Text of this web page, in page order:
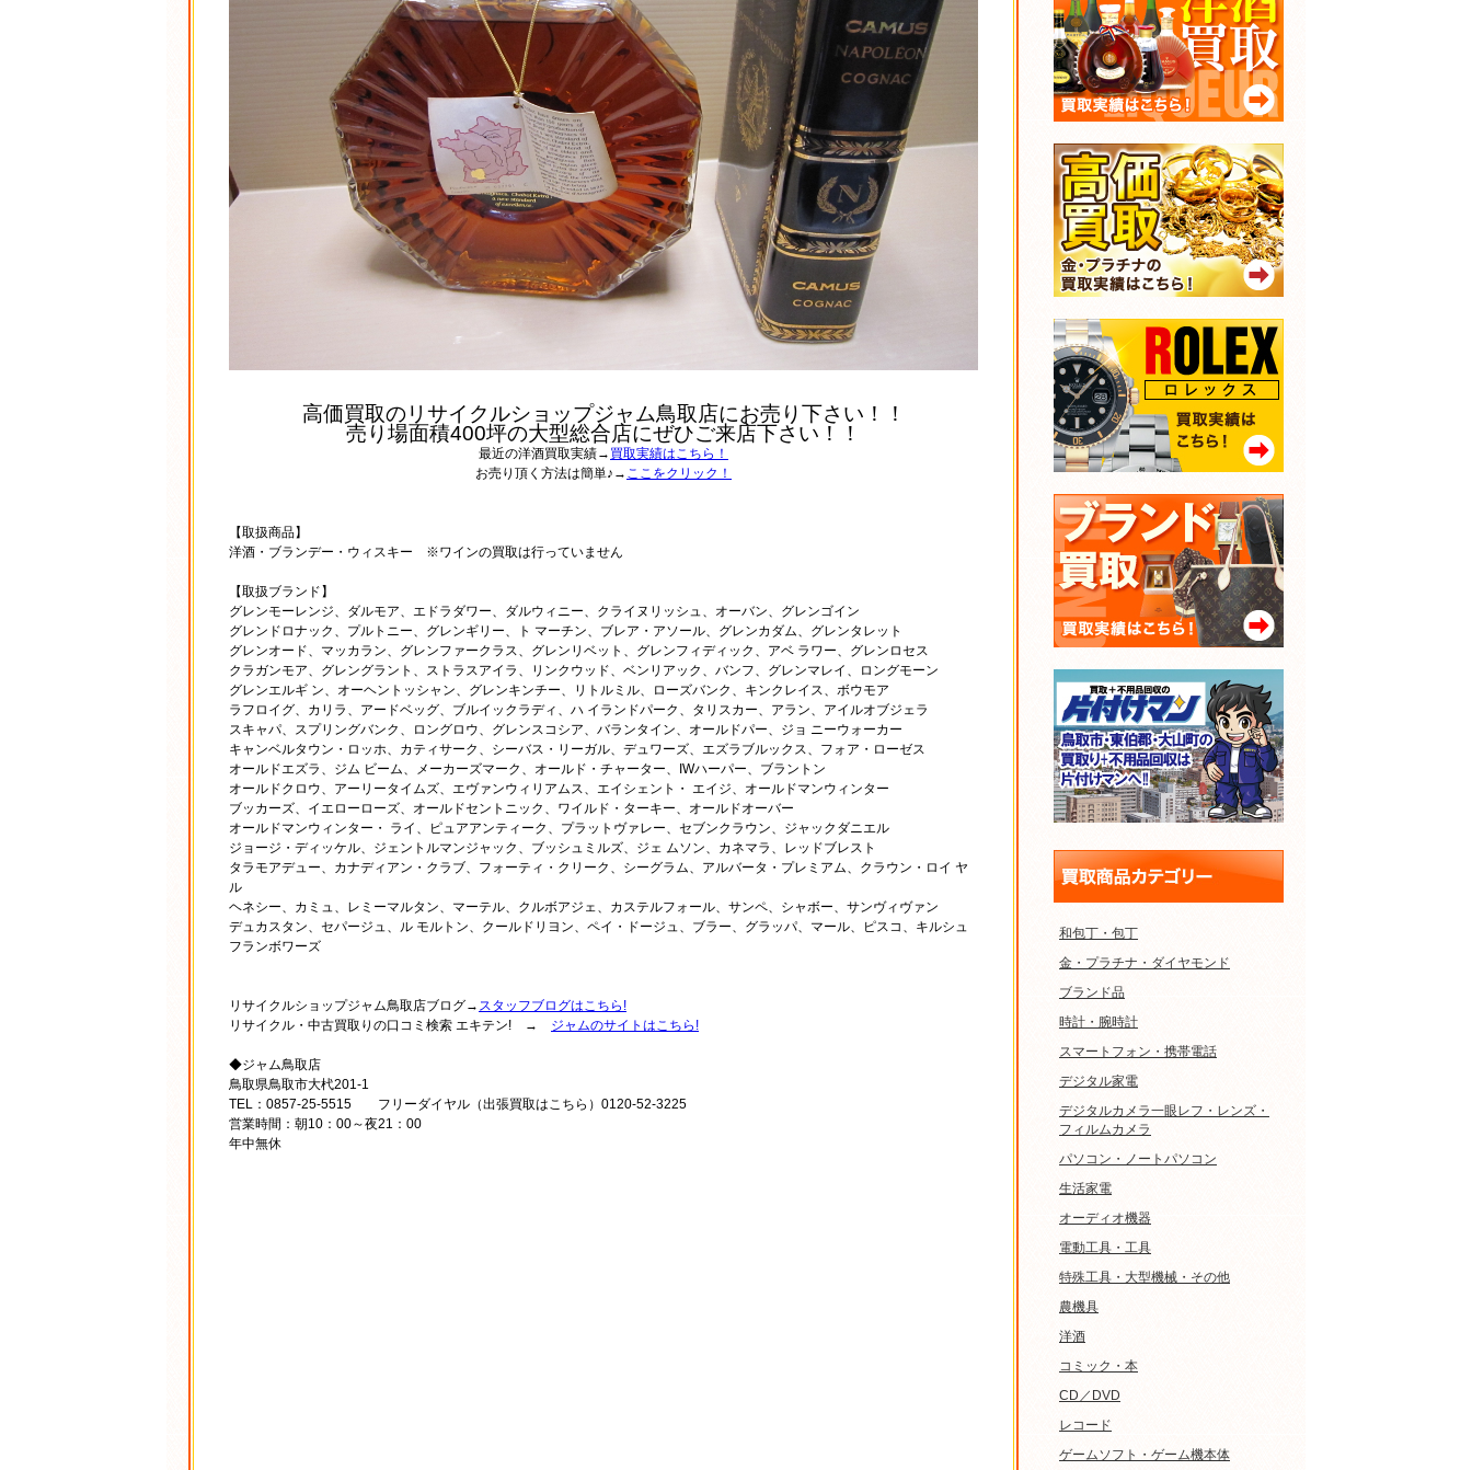
高価買取のリサイクルショップジャム鳥取店にお売り下さい！！
売り場面積400坪の大型総合店にぜひご来店下さい！！
最近の洋酒買取実績→ 買取実績はこちら！
お売り頂く方法は簡単♪→ ここをクリック！
【取扱商品】
洋酒・ブランデー・ウィスキー ※ワインの買取は行っていません
【取扱ブランド】
グレンモーレンジ、ダルモア、エドラダワー、ダルウィニー、クライヌリッシュ、オーバン、グレンゴイン
グレンドロナック、プルトニー、グレンギリー、ト マーチン、ブレア・アソール、グレンカダム、グレンタレット
グレンオード、マッカラン、グレンファークラス、グレンリベット、グレンフィディック、アベ ラワー、グレンロセス
クラガンモア、グレングラント、ストラスアイラ、リンクウッド、ベンリアック、バンフ、グレンマレイ、ロングモーン
グレンエルギ ン、オーヘントッシャン、グレンキンチー、リトルミル、ローズバンク、キンクレイス、ボウモア
ラフロイグ、カリラ、アードベッグ、ブルイックラディ、ハ イランドパーク、タリスカー、アラン、アイルオブジェラ
スキャパ、スプリングバンク、ロングロウ、グレンスコシア、バランタイン、オールドパー、ジョ ニーウォーカー
キャンベルタウン・ロッホ、カティサーク、シーバス・リーガル、デュワーズ、エズラブルックス、フォア・ローゼス
オールドエズラ、ジム ビーム、メーカーズマーク、オールド・チャーター、IWハーパー、ブラントン
オールドクロウ、アーリータイムズ、エヴァンウィリアムス、エイシェント・ エイジ、オールドマンウィンター
ブッカーズ、イエローローズ、オールドセントニック、ワイルド・ターキー、オールドオーバー
オールドマンウィンター・ ライ、ピュアアンティーク、プラットヴァレー、セブンクラウン、ジャックダニエル
ジョージ・ディッケル、ジェントルマンジャック、ブッシュミルズ、ジェ ムソン、カネマラ、レッドブレスト
タラモアデュー、カナディアン・クラブ、フォーティ・クリーク、シーグラム、アルバータ・プレミアム、クラウン・ロイ ヤ
ル
ヘネシー、カミュ、レミーマルタン、マーテル、クルボアジェ、カステルフォール、サンペ、シャボー、サンヴィヴァン
デュカスタン、セパージュ、ル モルトン、クールドリヨン、ペイ・ドージュ、ブラー、グラッパ、マール、ピスコ、キルシュ
フランボワーズ
リサイクルショップジャム鳥取店ブログ→ スタッフブログはこちら!
リサイクル・中古買取りの口コミ検索 エキテン! → ジャムのサイトはこちら!
◆ジャム鳥取店
鳥取県鳥取市大杙201-1
TEL：0857-25-5515 フリーダイヤル（出張買取はこちら）0120-52-3225
営業時間：朝10：00～夜21：00
年中無休
和包丁・包丁
金・プラチナ・ダイヤモンド
ブランド品
時計・腕時計
スマートフォン・携帯電話
デジタル家電
デジタルカメラ一眼レフ・レンズ・
フィルムカメラ
パソコン・ノートパソコン
生活家電
オーディオ機器
電動工具・工具
特殊工具・大型機械・その他
農機具
洋酒
コミック・本
CD／DVD
レコード
ゲームソフト・ゲーム機本体